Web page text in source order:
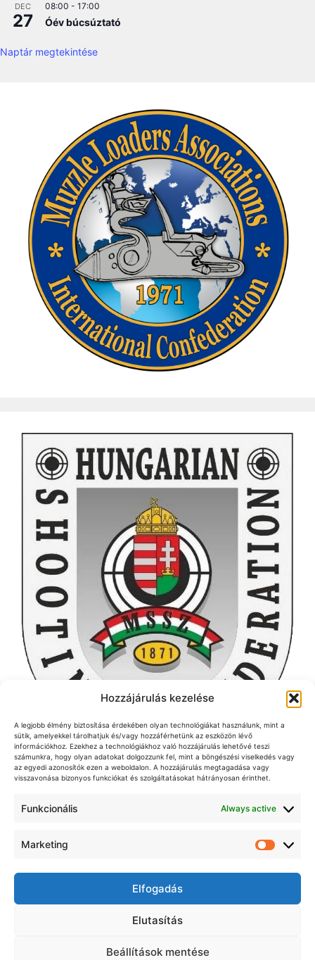
Hozzájárulás kezelése
A legjobb élmény biztosítása érdekében olyan technológiákat használunk, mint a
sütik, amelyekkel tárolhatjuk és/vagy hozzáférhetünk az eszközön lévő
információkhoz. Ezekhez a technológiákhoz való hozzájárulás lehetővé teszi
számunkra, hogy olyan adatokat dolgozzunk fel, mint a böngészési viselkedés vagy
az egyedi azonosítók ezen a weboldalon. A hozzájárulás megtagadása vagy
visszavonása bizonyos funkciókat és szolgáltatásokat hátrányosan érinthet.
Funkcionális Always active
Marketing
Elfogadás
Elutasítás
Beállítások mentése
DEC
27
08:00 - 17:00
Óév búcsúztató
Naptár megtekintése
Jelen honlap kiadója a Magyar Elöltöltő-Fegyveres
A honlapon közzétett cikkek, alkotások, egyéb szerzői
engedélyével többszörözhetőek, közvetíthetőek a
nyilvánosság felé, tehetőek nyilvánosság számára
hozzáférhetővé a sajtóban [Szjt. 36. § (2)]. Ez a
nyilatkozat a szerzői jogról szóló 1999. Évi LXXVI.
nyilatkozatnak minősül.